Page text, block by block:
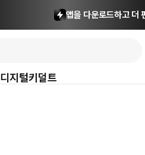
앱을 다운로드하고 더
디지털키덜트